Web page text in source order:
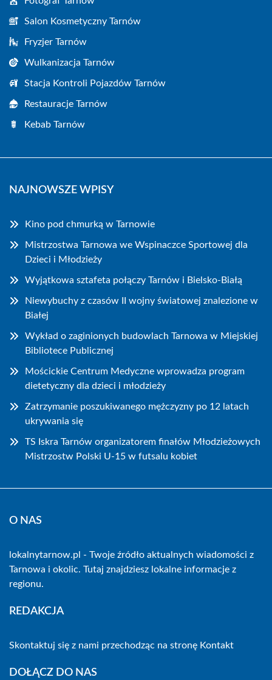
Salon Kosmetyczny Tarnów
Fryzjer Tarnów
Wulkanizacja Tarnów
Stacja Kontroli Pojazdów Tarnów
Restauracje Tarnów
Kebab Tarnów
NAJNOWSZE WPISY
Kino pod chmurką w Tarnowie
Mistrzostwa Tarnowa we Wspinaczce Sportowej dla
Dzieci i Młodzieży
Wyjątkowa sztafeta połączy Tarnów i Bielsko-Białą
Niewybuchy z czasów II wojny światowej znalezione w
Białej
Wykład o zaginionych budowlach Tarnowa w Miejskiej
Bibliotece Publicznej
Mościckie Centrum Medyczne wprowadza program
dietetyczny dla dzieci i młodzieży
Zatrzymanie poszukiwanego mężczyzny po 12 latach
ukrywania się
TS Iskra Tarnów organizatorem finałów Młodzieżowych
Mistrzostw Polski U-15 w futsalu kobiet
O NAS
lokalnytarnow.pl - Twoje źródło aktualnych wiadomości z
Tarnowa i okolic. Tutaj znajdziesz lokalne informacje z
regionu.
REDAKCJA
Skontaktuj się z nami przechodząc na stronę Kontakt
DOŁĄCZ DO NAS